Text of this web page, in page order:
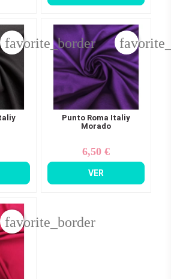
favorite_border
Punto Roma Italiy
Morado
Precio
6,50 €
VER
favorite_border